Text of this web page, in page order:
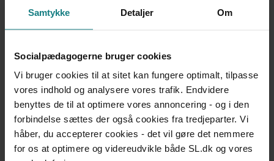
Samtykke Detaljer Om
Socialpædagogerne bruger cookies
Vi bruger cookies til at sitet kan fungere optimalt, tilpasse
vores indhold og analysere vores trafik. Endvidere
benyttes de til at optimere vores annoncering - og i den
forbindelse sættes der også cookies fra tredjeparter. Vi
håber, du accepterer cookies - det vil gøre det nemmere
for os at optimere og videreudvikle både SL.dk og vores
myndighedspersoner
Socialstyrelsen
Udgivet 2012
LÆREBØGER OG VÆRKTØJER
Menneske, handicap og sociale tilbud – en lære- og
håndbog
Gitte Madsen, Kelvin Nielsen